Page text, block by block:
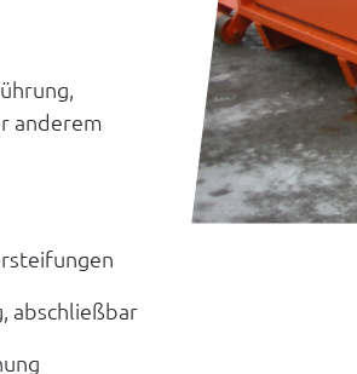
anderem
abschließbar